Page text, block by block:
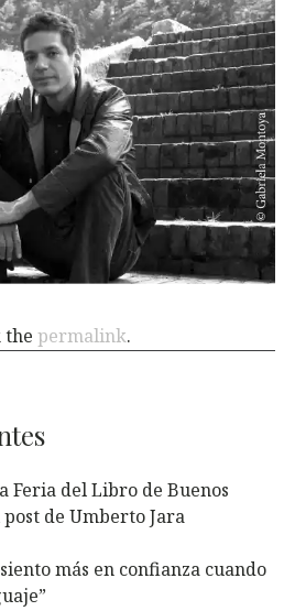
the permalink.
Feria del Libro de Buenos
de Umberto Jara
más en confianza cuando